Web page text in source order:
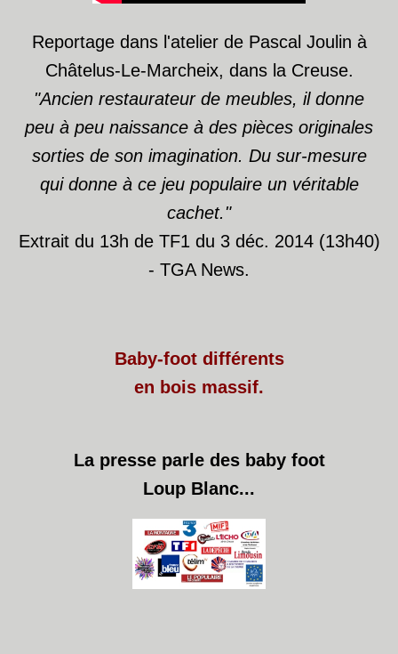
Reportage dans l'atelier de Pascal Joulin à
Châtelus-Le-Marcheix, dans la Creuse.
"Ancien restaurateur de meubles, il donne
peu à peu naissance à des pièces originales
sorties de son imagination. Du sur-mesure
qui donne à ce jeu populaire un véritable
cachet."
Extrait du 13h de TF1 du 3 déc. 2014 (13h40)
- TGA News.
Baby-foot différents
en bois massif.
La presse parle des baby foot
Loup Blanc...